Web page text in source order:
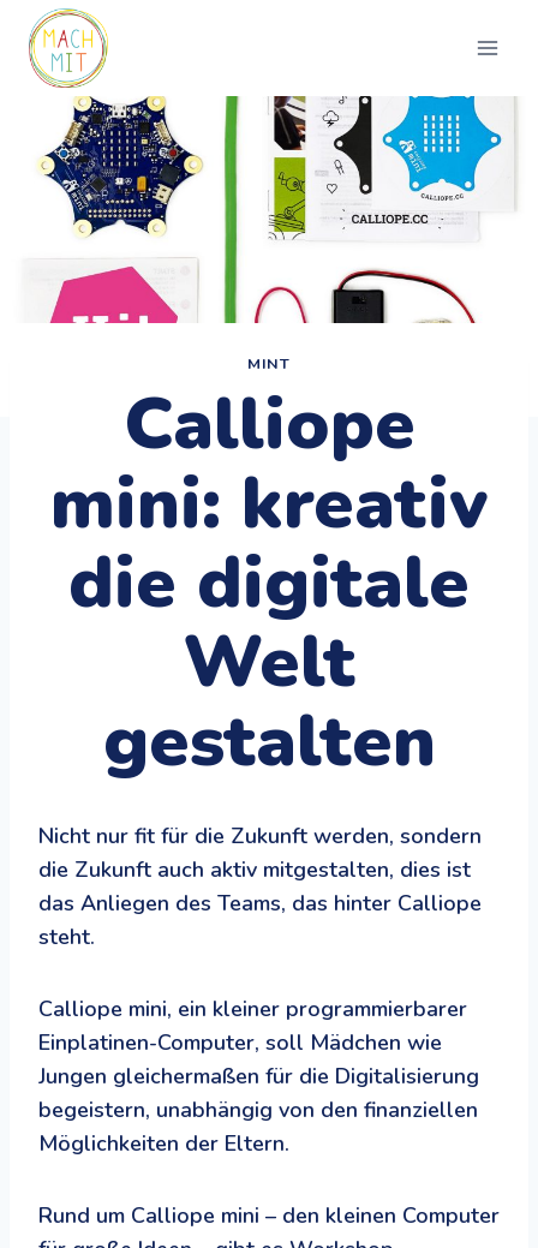
Zum
Inhalt
springen
MINT
Calliope
mini: kreativ
die digitale
Welt
gestalten
Nicht nur fit für die Zukunft werden, sondern
die Zukunft auch aktiv mitgestalten, dies ist
das Anliegen des Teams, das hinter Calliope
steht.
Calliope mini, ein kleiner programmierbarer
Einplatinen-Computer, soll Mädchen wie
Jungen gleichermaßen für die Digitalisierung
begeistern, unabhängig von den finanziellen
Möglichkeiten der Eltern.
Rund um Calliope mini – den kleinen Computer